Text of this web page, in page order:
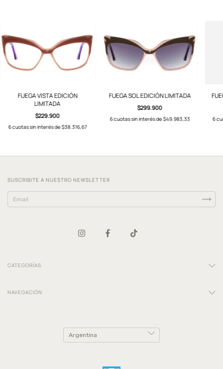
FUEGA VISTA EDICIÓN
LIMITADA
$229.900
6cuotas sin interés de$38.316,67
FUEGA SOL EDICIÓN LIMITADA
$299.900
6cuotas sin interés de$49.983,33 6
SUSCRIBITE A NUESTRO NEWSLETTER
CATEGORÍAS
NAVEGACIÓN